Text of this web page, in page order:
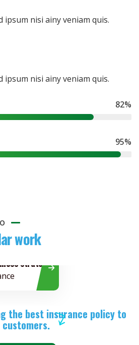
ipsum nisi ainy veniam quis.
ipsum nisi ainy veniam quis.
82%
95%
work
strategy
the best insurance policy to
customers.